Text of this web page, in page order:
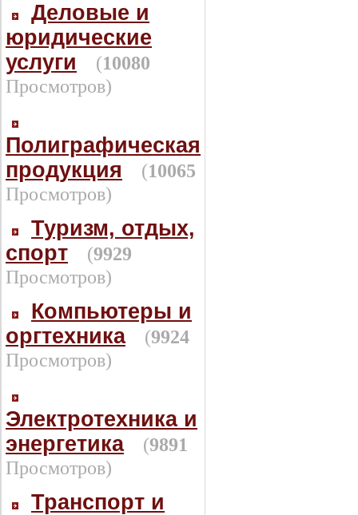
Деловые и
юридические
услуги
(10080
Просмотров)
Полиграфическая
продукция
(10065
Просмотров)
Туризм, отдых,
спорт
(9929
Просмотров)
Компьютеры и
оргтехника
(9924
Просмотров)
Электротехника и
энергетика
(9891
Просмотров)
Транспорт и